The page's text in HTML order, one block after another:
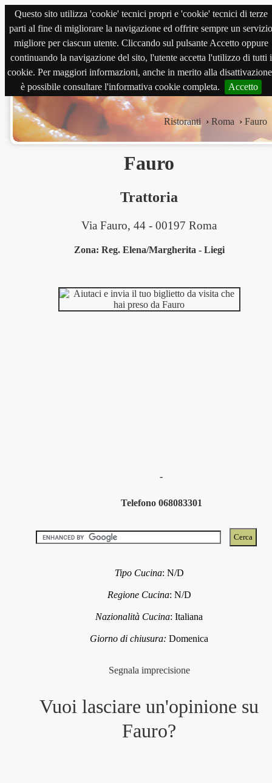
Questo sito utilizza 'cookie' tecnici propri e 'cookie' tecnici di terze
parti al fine di migliorare la navigazione ed offrire sempre un servizio
migliore per ciascun utente. Cliccando sul pulsante Accetto oppure
continuando la navigazione del sito, l'utente accetta l'utilizzo di tutti i
cookie. Per maggiori informazioni, anche in merito alla
è possibile consultare l'informativa cookie completa.
Accetto
magnabene.com
Ristoranti › Roma › Fauro
Fauro
Trattoria
Via Fauro, 44 - 00197 Roma
Zona: Reg. Elena/Margherita - Liegi
-
Telefono 068083301
Tipo Cucina: N/D
Regione Cucina: N/D
Nazionalità Cucina:Italiana
Giorno di chiusura:Domenica
Segnala imprecisione
Vuoi lasciare un'opinione su
Fauro?